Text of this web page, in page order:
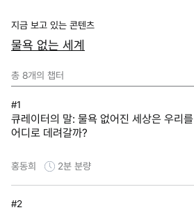
지금 보고 있는 콘텐츠
물욕 없는 세계
총 8개의 챕터
#1
큐레이터의 말: 물욕 없어진 세상은 우리를
어디로 데려갈까?
홍동희 2분 분량
#2